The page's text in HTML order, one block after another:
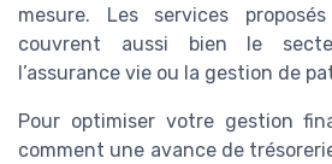
mesure. Les services
couvrent aussi bien le
l’assurance vie ou la gestion de
Pour optimiser votre gestion
comment une avance de